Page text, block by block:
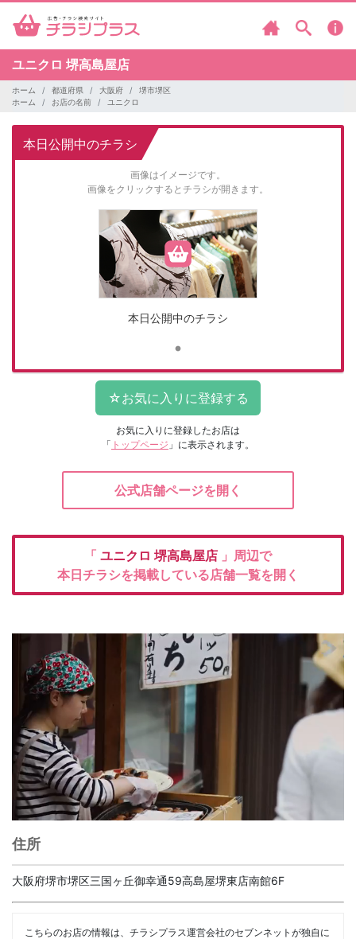
ユニクロ 堺高島屋店
ホーム 都道府県 大阪府
堺市堺区
ホーム
お店の名前 ユニクロ
本日公開中のチラシ
画像はイメージです。
画像をクリックするとチラシが開きます。
本日公開中のチラシ
お気に入りに登録したお店は
「 トップページ 」に表示されます。
公式店舗ページを開く
「 ユニクロ 堺高島屋店 」周辺で
本日チラシを掲載している店舗一覧を開く
住所
大阪府堺市堺区三国ヶ丘御幸通59高島屋堺東店南館6F
こちらのお店の情報は、チラシプラス運営会社のセブンネットが独自に